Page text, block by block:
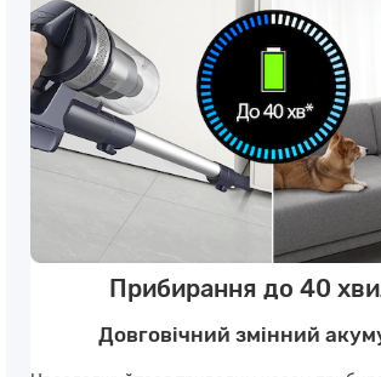
Прибирання до 40
Довговічний змінний